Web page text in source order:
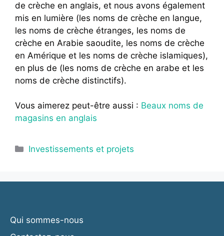
de crèche en anglais, et nous avons également
mis en lumière (les noms de crèche en langue,
les noms de crèche étranges, les noms de
crèche en Arabie saoudite, les noms de crèche
en Amérique et les noms de crèche islamiques),
en plus de (les noms de crèche en arabe et les
noms de crèche distinctifs).
Vous aimerez peut-être aussi : Beaux noms de
magasins en anglais
Catégories
Investissements et projets
Qui sommes-nous